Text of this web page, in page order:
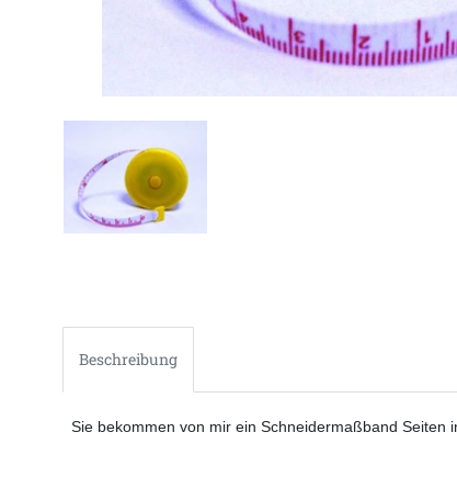
Beschreibung
Sie bekommen von mir ein Schneidermaßband